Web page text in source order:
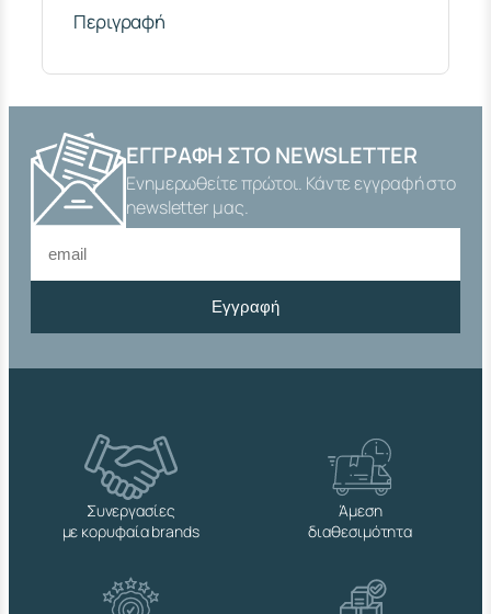
Χ
m
m
Α
Ρ
Σ
Θ
Η
.
3
Υ
Περιγραφή
ΕΓΓΡΑΦΉ ΣΤΟ NEWSLETTER
Ενημερωθείτε πρώτοι. Κάντε εγγραφή στο
newsletter μας.
Εγγραφή
Συνεργασίες
με κορυφαία brands
Άμεση
διαθεσιμότητα